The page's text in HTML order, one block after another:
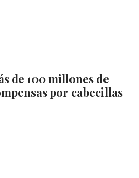
de 100 millones de
por cabecillas